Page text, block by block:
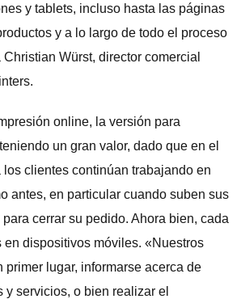
y tablets, incluso hasta las páginas
y a lo largo de todo el proceso
Würst, director comercial
online, la versión para
un gran valor, dado que en el
los clientes continúan trabajando en
antes, en particular cuando suben sus
cerrar su pedido. Ahora bien, cada
en dispositivos móviles. «Nuestros
primer lugar, informarse acerca de
y servicios, o bien realizar el